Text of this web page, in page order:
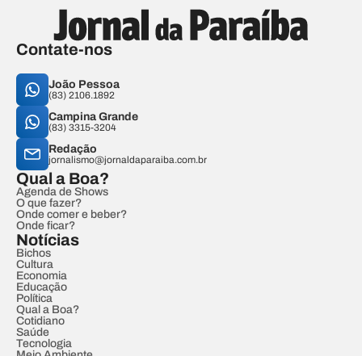
Contate-nos
João Pessoa
(83) 2106.1892
Campina Grande
(83) 3315-3204
Redação
jornalismo@jornaldaparaiba.com.br
Qual a Boa?
Agenda de Shows
O que fazer?
Onde comer e beber?
Onde ficar?
Notícias
Bichos
Cultura
Economia
Educação
Política
Qual a Boa?
Cotidiano
Saúde
Tecnologia